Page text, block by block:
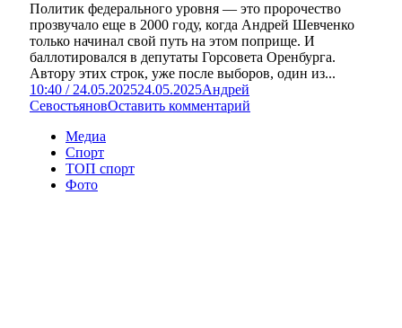
Политик федерального уровня — это пророчество
прозвучало еще в 2000 году, когда Андрей Шевченко
только начинал свой путь на этом поприще. И
баллотировался в депутаты Горсовета Оренбурга.
Автору этих строк, уже после выборов, один из...
10:40 / 24.05.202524.05.2025Андрей
СевостьяновОставить комментарий
Медиа
Спорт
ТОП спорт
Фото